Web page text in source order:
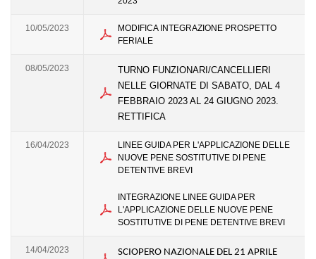
10/05/2023
MODIFICA INTEGRAZIONE PROSPETTO
FERIALE
08/05/2023
TURNO FUNZIONARI/CANCELLIERI
NELLE GIORNATE DI SABATO, DAL 4
FEBBRAIO 2023 AL 24 GIUGNO 2023.
RETTIFICA
16/04/2023
LINEE GUIDA PER L'APPLICAZIONE DELLE
NUOVE PENE SOSTITUTIVE DI PENE
DETENTIVE BREVI
INTEGRAZIONE LINEE GUIDA PER
L'APPLICAZIONE DELLE NUOVE PENE
SOSTITUTIVE DI PENE DETENTIVE BREVI
14/04/2023
SCIOPERO NAZIONALE DEL 21 APRILE